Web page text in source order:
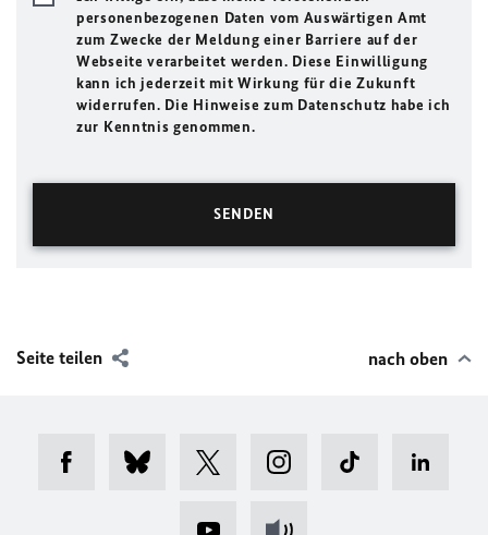
personenbezogenen Daten vom Auswärtigen Amt
zum Zwecke der Meldung einer Barriere auf der
Webseite verarbeitet werden. Diese Einwilligung
kann ich jederzeit mit Wirkung für die Zukunft
widerrufen. Die Hinweise zum Datenschutz habe ich
zur Kenntnis genommen.
Seite teilen nach oben